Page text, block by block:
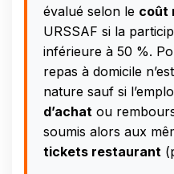
évalué selon le coût
URSSAF si la
inférieure à 50 %.
repas à domicile
nature sauf si
d’achat ou
soumis alors aux
tickets restaurant